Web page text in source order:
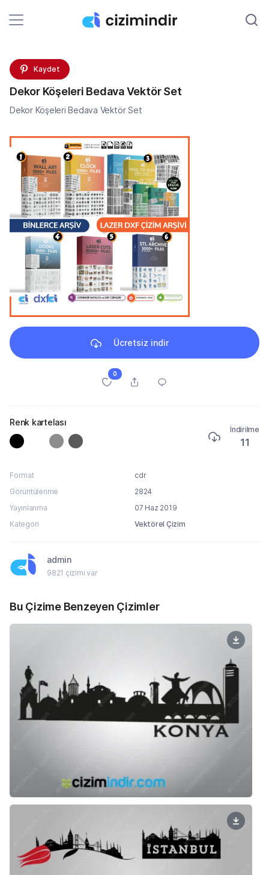
Kaydet
Dekor Köşeleri Bedava Vektör Set
Dekor Köşeleri Bedava Vektör Set
Ücretsiz indir
0
Renk kartelası
İndirilme
11
Format
cdr
Görüntülenme
2824
Yayınlanma
07 Haz 2019
Kategori
Vektörel Çizim
admin
9821 çizimi var
Bu Çizime Benzeyen Çizimler